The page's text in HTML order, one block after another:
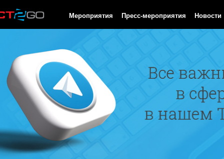
Мероприятия Пресс-мероприятия Новости